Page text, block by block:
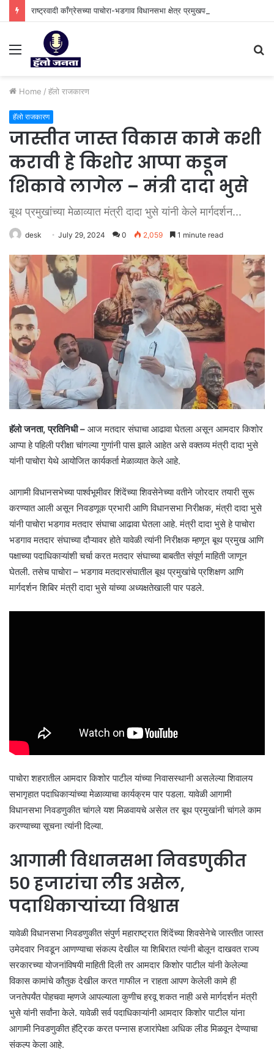
Menu
Home / हॅलो राजकारण
हॅलो राजकारण
जास्तीत जास्त विकास कामे कशी
करावी हे किशोर आप्पा कडून
शिकावे लागेल – मंत्री दादा भुसे
बूथ प्रमुखांच्या मेळाव्यात मंत्री दादा भुसे यांनी केले मार्गदर्शन...
desk July 29, 2024 0 2,059 1 minute read
हॅलो जनता, प्रतिनिधी – आज मतदार संघाचा आढावा घेतला असून आमदार किशोर
आप्पा हे पहिली परीक्षा चांगल्या गुणांनी पास झाले आहेत असे वक्तव्य मंत्री दादा भुसे
यांनी पाचोरा येथे आयोजित कार्यकर्ता मेळाव्यात केले आहे.
आगामी विधानसभेच्या पार्श्वभूमीवर शिंदेंच्या शिवसेनेच्या वतीने जोरदार तयारी सुरू
करण्यात आली असून निवडणूक प्रभारी आणि विधानसभा निरीक्षक, मंत्री दादा भुसे
यांनी पाचोरा भडगाव मतदार संघाचा आढावा घेतला आहे. मंत्री दादा भुसे हे पाचोरा
भडगाव मतदार संघाच्या दौऱ्यावर होते यावेळी त्यांनी निरीक्षक म्हणून बूथ प्रमुख आणि
पक्षाच्या पदाधिकाऱ्यांशी चर्चा करत मतदार संघाच्या बाबतीत संपूर्ण माहिती जाणून
घेतली. तसेच पाचोरा – भडगाव मतदारसंघातील बूथ प्रमुखांचे प्रशिक्षण आणि
मार्गदर्शन शिबिर मंत्री दादा भुसे यांच्या अध्यक्षतेखाली पार पडले.
पाचोरा शहरातील आमदार किशोर पाटील यांच्या निवासस्थानी असलेल्या शिवालय
सभागृहात पदाधिकाऱ्यांच्या मेळाव्याचा कार्यक्रम पार पडला. यावेळी आगामी
विधानसभा निवडणुकीत चांगले यश मिळवायचे असेल तर बूथ प्रमुखांनी चांगले काम
करण्याच्या सूचना त्यांनी दिल्या.
आगामी विधानसभा निवडणुकीत
५० हजारांचा लीड असेल,
पदाधिकाऱ्यांच्या विश्वास
यावेळी विधानसभा निवडणुकीत संपुर्ण महाराष्ट्रात शिंदेंच्या शिवसेनेचे जास्तीत जास्त
उमेदवार निवडून आणण्याचा संकल्प देखील या शिबिरात त्यांनी बोलून दाखवत राज्य
सरकारच्या योजनांविषयी माहिती दिली तर आमदार किशोर पाटील यांनी केलेल्या
विकास कामांचे कौतुक देखील करत गाफील न राहता आपण केलेली कामे ही
जनतेपर्यंत पोहचवा म्हणजे आपल्याला कुणीच हरवू शकत नाही असे मार्गदर्शन मंत्री
भुसे यांनी सर्वांना केले. यावेळी सर्व पदाधिकाऱ्यांनी आमदार किशोर पाटील यांना
आगामी निवडणुकीत हॅट्रिक करत पन्नास हजारांपेक्षा अधिक लीड मिळवून देण्याचा
संकल्प केला आहे.